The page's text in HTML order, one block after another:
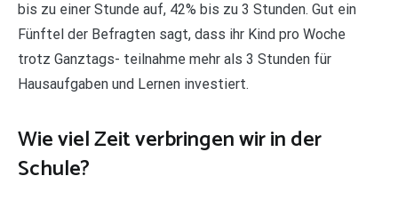
bis zu einer Stunde auf, 42% bis zu 3 Stunden. Gut ein
Fünftel der Befragten sagt, dass ihr Kind pro Woche
trotz Ganztags- teilnahme mehr als 3 Stunden für
Hausaufgaben und Lernen investiert.
Wie viel Zeit verbringen wir in der
Schule?